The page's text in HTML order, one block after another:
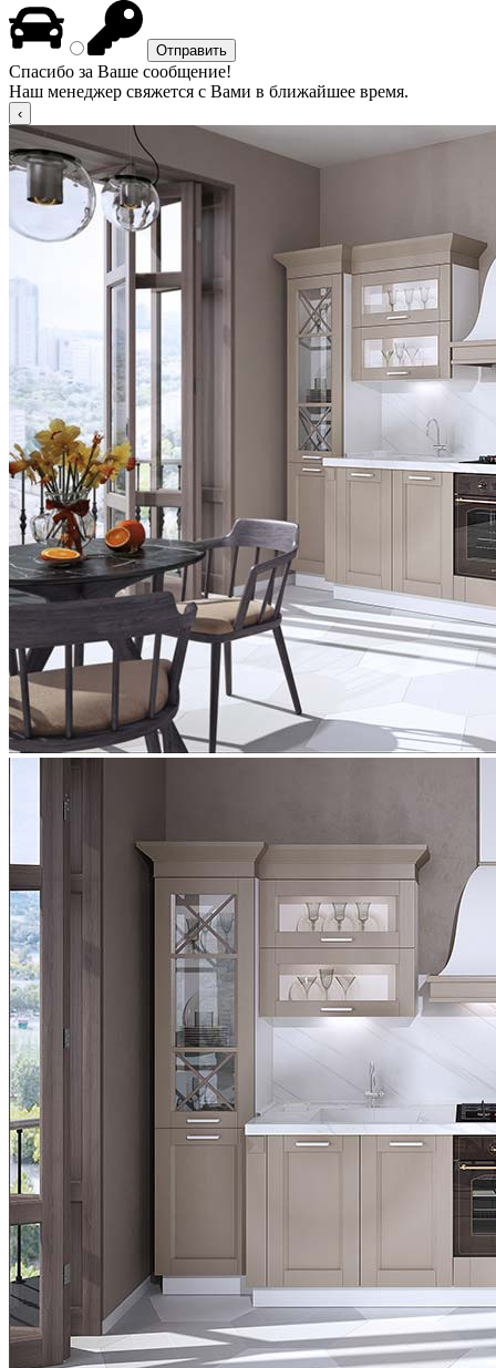
Спасибо за Ваше сообщение!
Наш менеджер свяжется с Вами в ближайшее время.